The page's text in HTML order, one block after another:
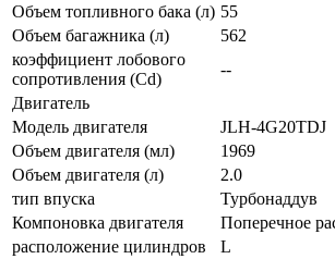
Объем топливного бака (л) 55
Объем багажника (л)
562
коэффициент лобового
сопротивления (Cd)
--
Двигатель
Модель двигателя
JLH-4G20TDJ
Объем двигателя (мл)
1969
Объем двигателя (л)
2.0
тип впуска
Турбонаддув
Компоновка двигателя
Поперечное
расположение цилиндров
L